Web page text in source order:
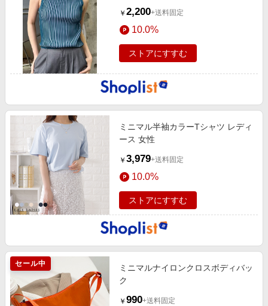
￥ 2,200+送料固定
10.0%
ストアにすすむ
ミニマル半袖カラーTシャツ レディ
ース 女性
￥ 3,979+送料固定
10.0%
ストアにすすむ
セール中
ミニマルナイロンクロスボディバッ
ク
￥ 990+送料固定